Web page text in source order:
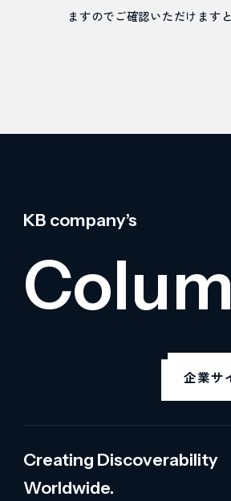
ますのでご確認いただけます
KB company’s
企業サ
Creating Discoverability
Worldwide.